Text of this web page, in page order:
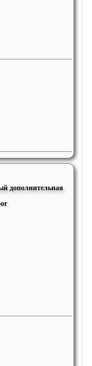
дополнительная